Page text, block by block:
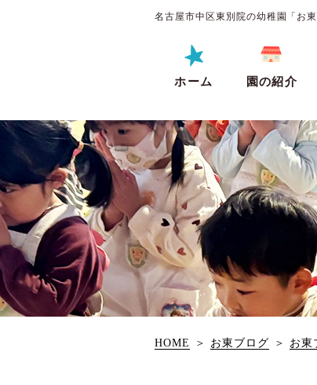
名古屋市中区東別院の幼稚園「お東
ホーム 園の紹介
HOME ＞ お東ブログ ＞ お東